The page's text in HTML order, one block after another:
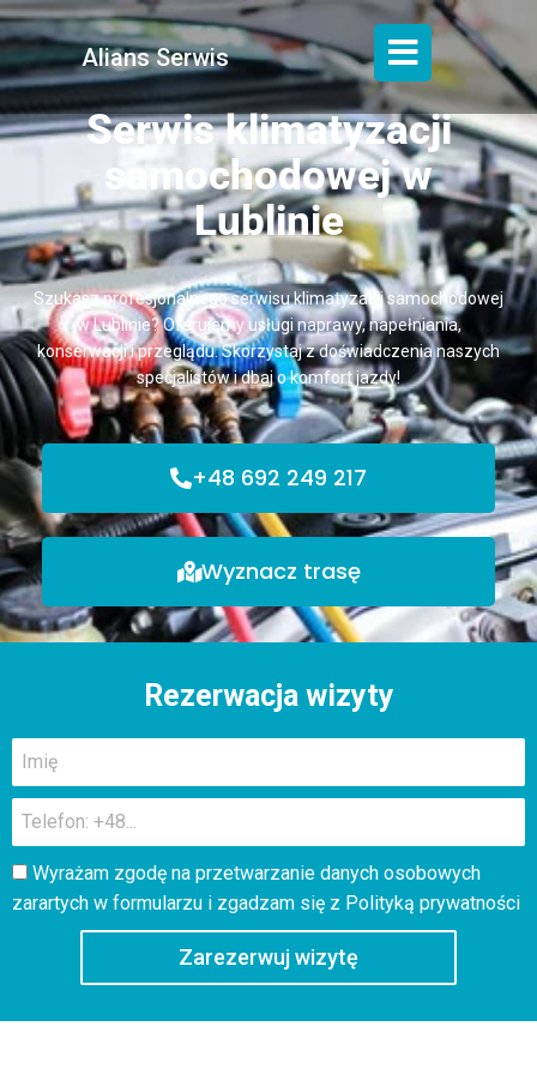
Alians Serwis
Serwis klimatyzacji
samochodowej w
Lublinie
Szukasz profesjonalnego serwisu klimatyzacji samochodowej
w Lublinie? Oferujemy usługi naprawy, napełniania,
konserwacji i przeglądu. Skorzystaj z doświadczenia naszych
specjalistów i dbaj o komfort jazdy!
+48 692 249 217
Wyznacz trasę
Rezerwacja wizyty
Wyrażam zgodę na przetwarzanie danych osobowych
zarartych w formularzu i zgadzam się z Polityką prywatności
Zarezerwuj wizytę